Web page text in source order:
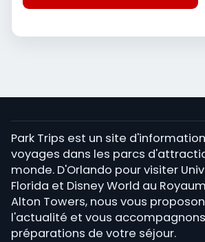
Park Trips est un site
voyages dans les parcs
monde. D'Orlando pour visiter
Florida et Disney World au
Alton Towers, nous vous
l'actualité et vous
préparations de votre séjour.